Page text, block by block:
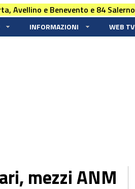
Avellino e Benevento e 84 Salerno
INFORMAZIONI WEB TV
mezzi ANM